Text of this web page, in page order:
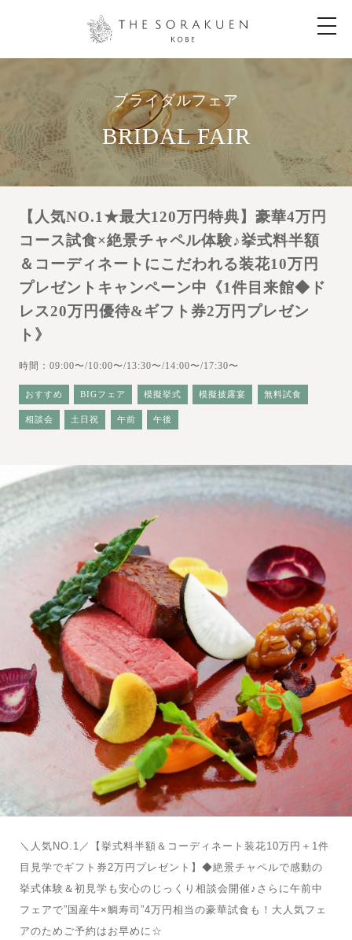
t
o
g
a
t
o
ブライダルフェア
BRIDAL FAIR
【人気NO.1★最大120万円特典】豪華4万円
コース試食×絶景チャペル体験♪挙式料半額
＆コーディネートにこだわれる装花10万円
プレゼントキャンペーン中《1件目来館◆ド
レス20万円優待&ギフト券2万円プレゼン
ト》
時間：09:00〜/10:00〜/13:30〜/14:00〜/17:30〜
おすすめ BIGフェア 模擬挙式 模擬披露宴 無料試食
相談会 土日祝 午前 午後
＼人気NO.1／【挙式料半額＆コーディネート装花10万円＋1件
目見学でギフト券2万円プレゼント】◆絶景チャペルで感動の
挙式体験＆初見学も安心のじっくり相談会開催♪さらに午前中
フェアで”国産牛×鯛寿司”4万円相当の豪華試食も！大人気フェ
アのためご予約はお早めに☆